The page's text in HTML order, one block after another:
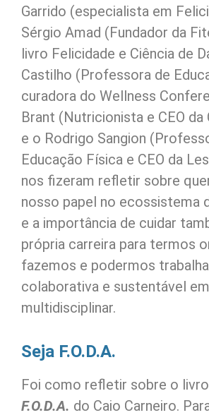
Garrido (especialista em
Sérgio Amad (Fundador da
livro Felicidade e Ciência de
Castilho (Professora de
curadora do Wellness
Brant (Nutricionista e CEO da
e o Rodrigo Sangion
Educação Física e CEO da
nos fizeram refletir sobre
nosso papel no ecossistema
e a importância de cuidar
própria carreira para termos
fazemos e podermos
colaborativa e sustentável
multidisciplinar.
Seja F.O.D.A.
Foi como refletir sobre o livro
F.O.D.A. do Caio Carneiro.